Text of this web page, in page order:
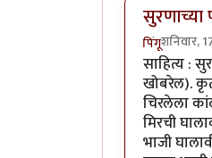
सुरणाच्या
पिंगूशनिवार,
साहित्य :
खोबरेल).
चिरलेला
मिरची
भाजी